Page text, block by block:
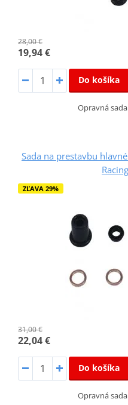
28,00 €
19,94 €
Do košíka
Opravná
Sada na prestavbu
ZĽAVA 29%
31,00 €
22,04 €
Do košíka
Opravná